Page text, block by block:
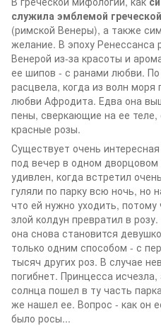
служила эмблемой
(римской Венеры), а также
желание. В эпоху Ренессанса
Венерой из-за красоты и
ее шипов - с ранами любви.
расцвела, когда из волн моря
любви Афродита. Едва она
пены, сверкающие на ее
красные розы.
Существует очень интересная
под вечер в одном дворцовом
удивлен, когда встретил
гуляли по парку всю ночь, но
что ей нужно уходить,
злой колдун превратил в
она снова становится
только одним способом - с
тысяч других роз. В случае
погибнет. Принцесса
солнца пошел в ту часть
же нашел ее. Вопрос - как он
было росы...